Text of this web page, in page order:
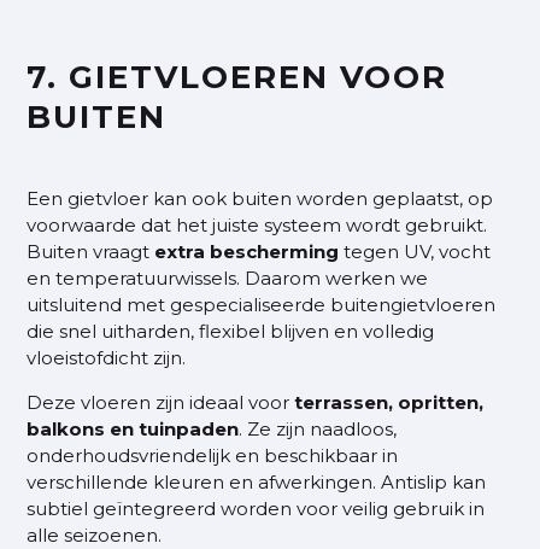
7. GIETVLOEREN VOOR
BUITEN
Een gietvloer kan ook buiten worden geplaatst, op
voorwaarde dat het juiste systeem wordt gebruikt.
Buiten vraagt extra bescherming tegen UV, vocht
en temperatuurwissels. Daarom werken we
uitsluitend met gespecialiseerde buitengietvloeren
die snel uitharden, flexibel blijven en volledig
vloeistofdicht zijn.
Deze vloeren zijn ideaal voorterrassen, opritten,
balkons en tuinpaden. Ze zijn naadloos,
onderhoudsvriendelijk en beschikbaar in
verschillende kleuren en afwerkingen. Antislip kan
subtiel geïntegreerd worden voor veilig gebruik in
alle seizoenen.